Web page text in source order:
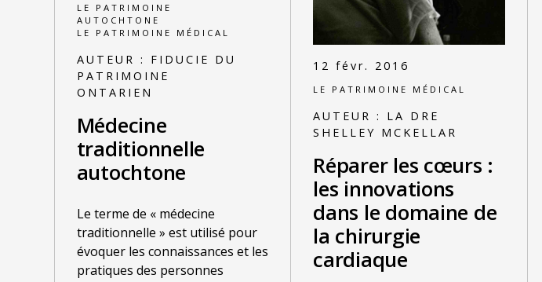
LE PATRIMOINE
AUTOCHTONE
LE PATRIMOINE MÉDICAL
AUTEUR : FIDUCIE DU
PATRIMOINE
ONTARIEN
Médecine
traditionnelle
autochtone
Le terme de « médecine
traditionnelle » est utilisé pour
évoquer les connaissances et les
pratiques des personnes
12 févr. 2016
LE PATRIMOINE MÉDICAL
AUTEUR : LA DRE
SHELLEY MCKELLAR
Réparer les cœurs :
les innovations
dans le domaine de
la chirurgie
cardiaque